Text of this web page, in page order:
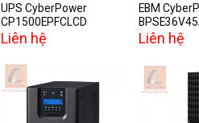
UPS CyberPower
CP1500EPFCLCD
Liên hệ
EBM
Liên hệ